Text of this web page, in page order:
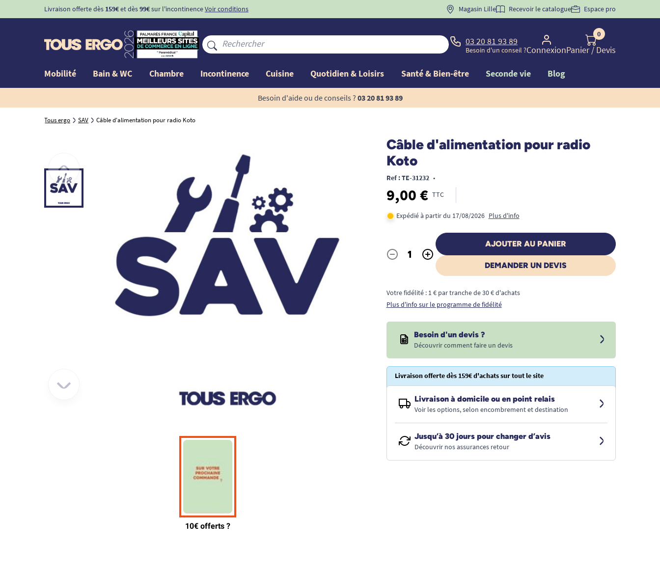
Livraison offerte dès 159€et dès99€sur l'incontinenceVoir conditions BIENVENUE" pourla 1ère commande d'incontinence
Magasin Lille Recevoir le catalogue Espace pro
03 20 81 93 89
Besoin d'un conseil ?Connexion
0
Panier/ Devis
Mobilité Bain & WC Chambre Incontinence Cuisine Quotidien & Loisirs Santé & Bien-être Seconde vie Blog
Besoin d'aide ou de conseils ? 03 20 81 93 89
Tous ergo SAV Câble d'alimentation pour radio Koto
Câble d'alimentation pour radio
Koto
Ref : TE-31232 •
9,00 € TTC
Expédié à partir du 17/08/2026 Plus d'info
Quantité
- +
AJOUTER AU PANIER
DEMANDER UN DEVIS
Votre fidélité : 1 € par tranche de 30 € d'achats
Plus d'info sur le programme de fidélité
Besoin d'un devis ?
Découvrir comment faire un devis
Livraison offerte dès 159€ d'achats sur tout le site
Livraison à domicile ou en point relais
Voir les options, selon encombrement et destination
Jusqu’à 30 jours pour changer d’avis
Découvrir nos assurances retour